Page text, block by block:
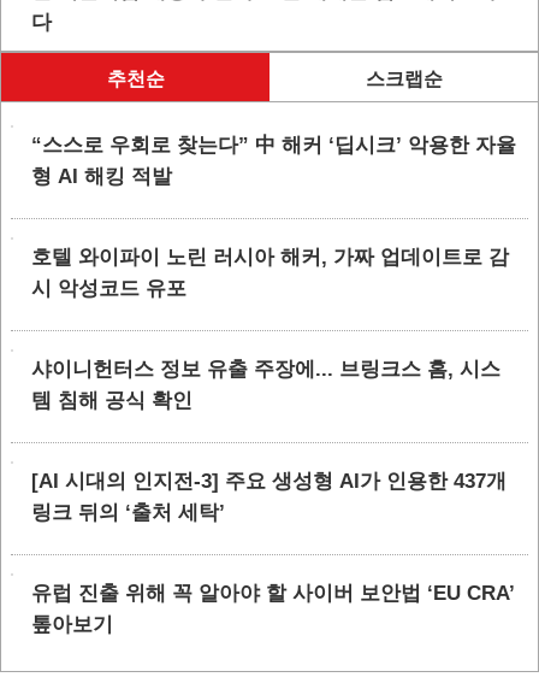
다
추천순 스크랩순
“스스로 우회로 찾는다” 中 해커 ‘딥시크’ 악용한 자율
형 AI 해킹 적발
호텔 와이파이 노린 러시아 해커, 가짜 업데이트로 감
시 악성코드 유포
샤이니헌터스 정보 유출 주장에... 브링크스 홈, 시스
템 침해 공식 확인
[AI 시대의 인지전-3] 주요 생성형 AI가 인용한 437개
링크 뒤의 ‘출처 세탁’
유럽 진출 위해 꼭 알아야 할 사이버 보안법 ‘EU CRA’
톺아보기